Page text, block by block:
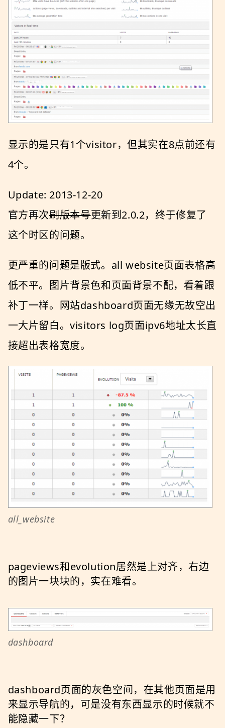
显示的是只有1个visitor，但其实在8点前还有
4个。
Update: 2013-12-20
官方再次刷版本号更新到2.0.2，终于修复了
这个时区的问题。
更严重的问题是版式。all website页面表格高
低不平。图片背景色和页面背景不配，看着跟
补丁一样。网站dashboard页面无缘无故空出
一大片留白。visitors log页面ipv6地址太长直
接超出表格宽度。
all_website
pageviews和evolution居然是上对齐，右边
的图片一块块的，实在难看。
dashboard
dashboard页面的灰色空间，在其他页面是用
来显示导航的，可是没有东西显示的时候就不
能隐藏一下？